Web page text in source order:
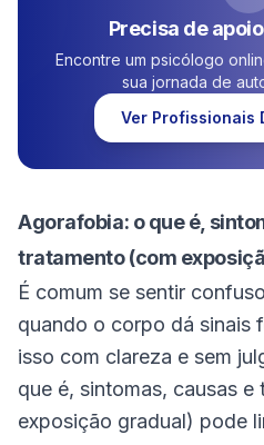
Precisa de
Encontre um psicólogo
sua jornada de
Ver Profissionais
Agorafobia: o que é,
tratamento (com
É comum se sentir
quando o corpo dá sinais
isso com clareza e sem
que é, sintomas, causas
exposição gradual) pode